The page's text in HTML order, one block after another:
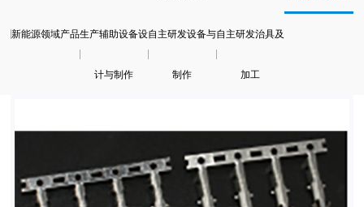
新能源领域产品生产辅助设备设
计与制作
自主研发设备与
制作
自主研发治具及
加工